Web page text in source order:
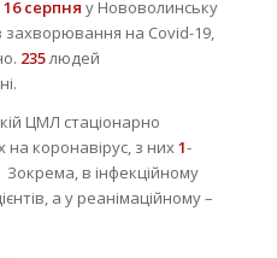
16 серпня у Нововолинську
захворювання на Covid-19,
235людей
ЦМЛ стаціонарно
на коронавірус, з них1-
Зокрема, в інфекційному
а у реанімаційному –